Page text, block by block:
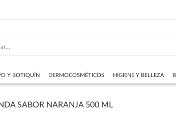
Y BOTIQUÍN DERMOCOSMÉTICOS HIGIENE Y BELLEZA
SABOR NARANJA 500 ML